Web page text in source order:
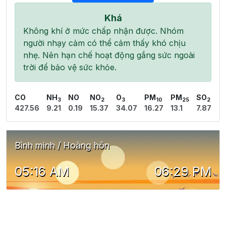
Khá
Không khí ở mức chấp nhận được. Nhóm
người nhạy cảm có thể cảm thấy khó chịu
nhẹ. Nên hạn chế hoạt động gắng sức ngoài
trời để bảo vệ sức khỏe.
CO
427.56
NH 3
9.21
NO
0.19
NO2
15.37
O3
34.07
PM 10
16.27
PM 25
13.1
SO2
7.87
Bình minh / Hoàng hôn
05:16 AM 06:29 PM